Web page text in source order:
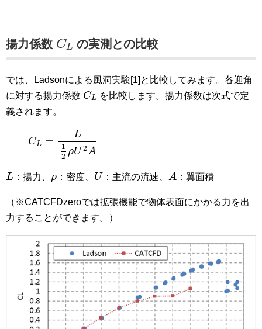
揚力係数 CL
CL の実測との比較
では、Ladsonによる風洞実験[1]と比較してみます。各迎角
に対する揚力係数 CL
CL
を比較します。揚力係数は次式で定
義されます。
CL =
L
1
2 ρU 2A
U
L
L ：揚力、 ρ
ρ ：密度、 U
U ：主流の流速、 A
A ：翼面積
（※CATCFDzeroでは拡張機能で物体表面にかかる力を出
力することができます。）